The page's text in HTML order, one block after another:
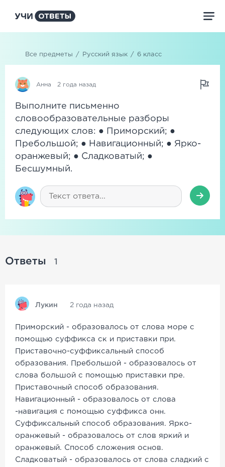
Все предметы / Русский язык / 6 класс
Анна 2 года назад
Выполните письменно
словообразовательные разборы
следующих слов: ● Приморский; ●
Пребольшой; ● Навигационный; ● Ярко-
оранжевый; ● Сладковатый; ●
Бесшумный.
Ответы 1
Лукин 2 года назад
Приморский - образовалось от слова море с
помощью суффикса ск и приставки при.
Приставочно-суффиксальный способ
образования. Пребольшой - образовалось от
слова большой с помощью приставки пре.
Приставочный способ образования.
Навигационный - образовалось от слова
-навигация с помощью суффикса онн.
Суффиксальный способ образования. Ярко-
оранжевый - образовалось от слов яркий и
оранжевый. Способ сложения основ.
Сладковатый - образовалось от слова сладкий с